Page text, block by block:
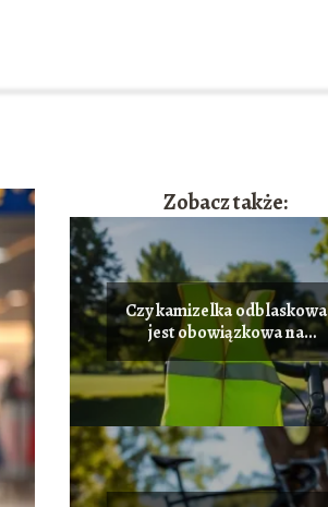
Zobacz także:
Czy kamizelka odblaskowa
jest obowiązkowa na
rower? Sprawdź!